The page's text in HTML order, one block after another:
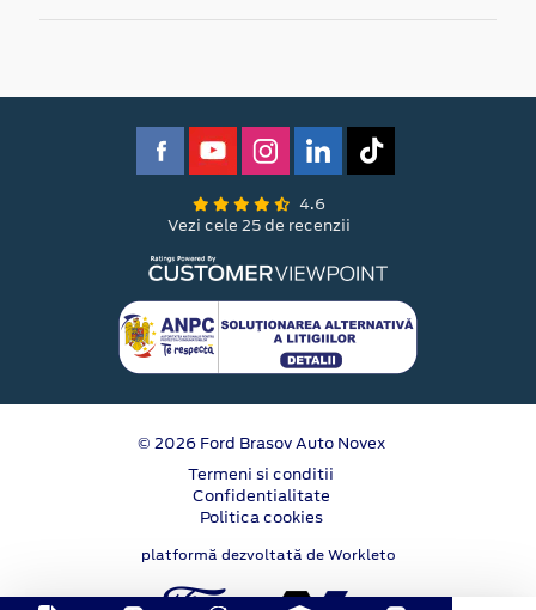
4.6
Vezi cele 25 de recenzii
© 2026 Ford Brasov Auto Novex
Termeni si conditii
Confidentialitate
Politica cookies
platformă dezvoltată de Workleto